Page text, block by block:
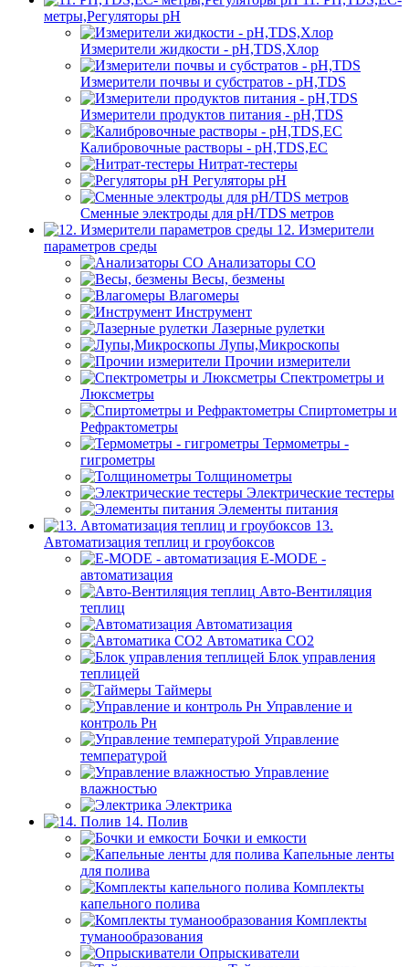
метры,Регуляторы pН
Измерители жидкости - pH,TDS,Хлор
Измерители почвы и субстратов - pH,TDS
Измерители продуктов питания - pH,TDS
Калибровочные растворы - pH,TDS,EC
Нитрат-тестеры
Регуляторы pН
Сменные электроды для pH/TDS метров
12. Измерители
параметров среды
Анализаторы CO
Весы, безмены
Влагомеры
Инструмент
Лазерные рулетки
Лупы,Микроскопы
Прочии измерители
Спектрометры и
Люксметры
Спиртометры и
Рефрактометры
Термометры -
гигрометры
Толщинометры
Электрические тестеры
Элементы питания
13.
Автоматизация теплиц и гроубоксов
E-MODE -
автоматизация
Авто-Вентиляция
теплиц
Автоматизация
Автоматика СО2
Блок управления
теплицей
Таймеры
Управление и
контроль Рн
Управление
температурой
Управление
влажностью
Электрика
14. Полив
Бочки и емкости
Капельные ленты
для полива
Комплекты
капельного полива
Комплекты
туманообразования
Опрыскиватели